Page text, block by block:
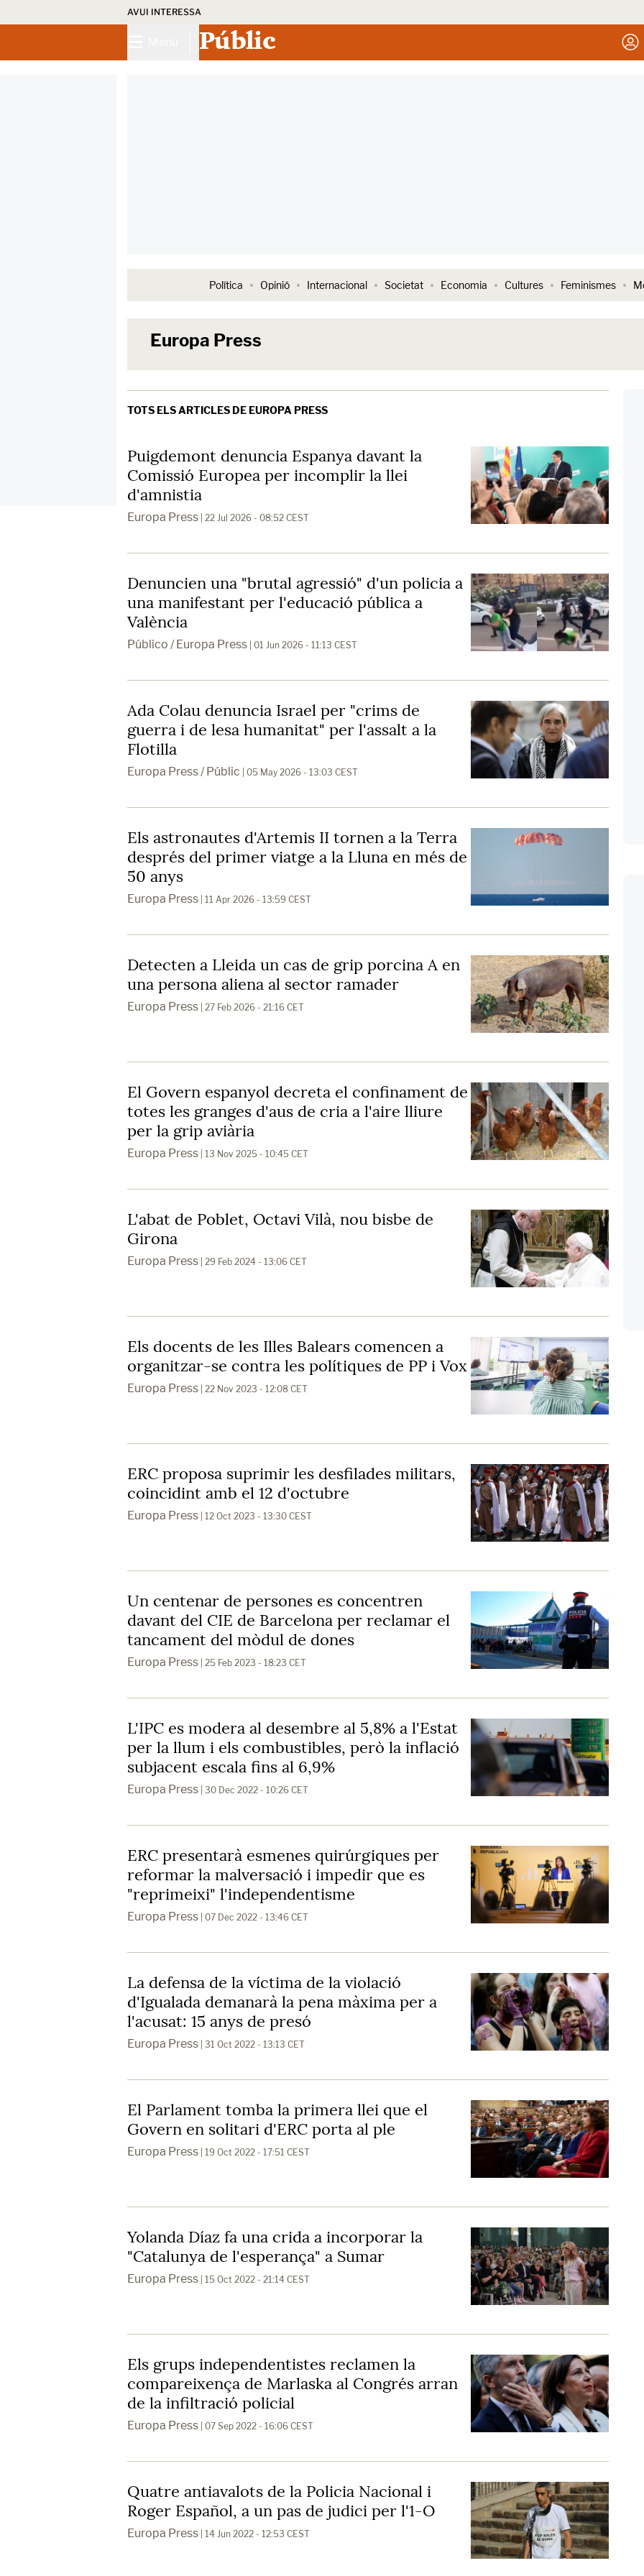
AVUI INTERESSA
Públic
Política Opinió Internacional Societat Economia Cultures Feminismes
Europa Press
TOTS ELS ARTICLES DE EUROPA PRESS
Puigdemont denuncia Espanya davant la
Comissió Europea per incomplir la llei
d'amnistia
Europa Press | 22 Jul 2026 - 08:52 CEST
Denuncien una "brutal agressió" d'un policia a
una manifestant per l'educació pública a
València
Público / Europa Press | 01 Jun 2026 - 11:13 CEST
Ada Colau denuncia Israel per "crims de
guerra i de lesa humanitat" per l'assalt a la
Flotilla
Europa Press / Públic | 05 May 2026 - 13:03 CEST
Els astronautes d'Artemis II tornen a la Terra
després del primer viatge a la Lluna en més de
50 anys
Europa Press | 11 Apr 2026 - 13:59 CEST
Detecten a Lleida un cas de grip porcina A en
una persona aliena al sector ramader
Europa Press | 27 Feb 2026 - 21:16 CET
El Govern espanyol decreta el confinament de
totes les granges d'aus de cria a l'aire lliure
per la grip aviària
Europa Press | 13 Nov 2025 - 10:45 CET
L'abat de Poblet, Octavi Vilà, nou bisbe de
Girona
Europa Press | 29 Feb 2024 - 13:06 CET
Els docents de les Illes Balears comencen a
organitzar-se contra les polítiques de PP i Vox
Europa Press | 22 Nov 2023 - 12:08 CET
ERC proposa suprimir les desfilades militars,
coincidint amb el 12 d'octubre
Europa Press | 12 Oct 2023 - 13:30 CEST
Un centenar de persones es concentren
davant del CIE de Barcelona per reclamar el
tancament del mòdul de dones
Europa Press | 25 Feb 2023 - 18:23 CET
L'IPC es modera al desembre al 5,8% a l'Estat
per la llum i els combustibles, però la inflació
subjacent escala fins al 6,9%
Europa Press | 30 Dec 2022 - 10:26 CET
ERC presentarà esmenes quirúrgiques per
reformar la malversació i impedir que es
"reprimeixi" l'independentisme
Europa Press | 07 Dec 2022 - 13:46 CET
La defensa de la víctima de la violació
d'Igualada demanarà la pena màxima per a
l'acusat: 15 anys de presó
Europa Press | 31 Oct 2022 - 13:13 CET
El Parlament tomba la primera llei que el
Govern en solitari d'ERC porta al ple
Europa Press | 19 Oct 2022 - 17:51 CEST
Yolanda Díaz fa una crida a incorporar la
"Catalunya de l'esperança" a Sumar
Europa Press | 15 Oct 2022 - 21:14 CEST
Els grups independentistes reclamen la
compareixença de Marlaska al Congrés arran
de la infiltració policial
Europa Press | 07 Sep 2022 - 16:06 CEST
Quatre antiavalots de la Policia Nacional i
Roger Español, a un pas de judici per l'1-O
Europa Press | 14 Jun 2022 - 12:53 CEST